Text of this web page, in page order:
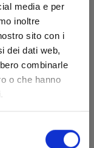
media e per
inoltre
sito con i
dei dati web,
combinarle
o che hanno
EDITION n.